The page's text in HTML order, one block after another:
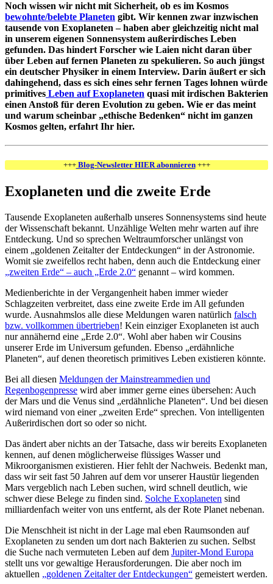
Noch wissen wir nicht mit Sicherheit, ob es im Kosmos
bewohnte/belebte Planeten gibt. Wir kennen zwar inzwischen
tausende von Exoplaneten – haben aber gleichzeitig nicht mal
in unserem eigenen Sonnensystem außerirdisches Leben
gefunden. Das hindert Forscher wie Laien nicht daran über
über Leben auf fernen Planeten zu spekulieren. So auch jüngst
ein deutscher Physiker in einem Interview. Darin äußert er sich
dahingehend, dass es sich eines sehr fernen Tages lohnen würde
primitives Leben auf Exoplaneten quasi mit irdischen Bakterien
einen Anstoß für deren Evolution zu geben. Wie er das meint
und warum scheinbar „ethische Bedenken“ nicht im ganzen
Kosmos gelten, erfahrt Ihr hier.
+++Blog-Newsletter HIER abonnieren+++
Exoplaneten und die zweite Erde
Tausende Exoplaneten außerhalb unseres Sonnensystems sind heute
der Wissenschaft bekannt. Unzählige Welten mehr warten auf ihre
Entdeckung. Und so sprechen Weltraumforscher unlängst von
einem „goldenen Zeitalter der Entdeckungen“ in der Astronomie.
Womit sie zweifellos recht haben, denn auch die Entdeckung einer
„zweiten Erde“ – auch „Erde 2.0“ genannt – wird kommen.
Medienberichte in der Vergangenheit haben immer wieder
Schlagzeiten verbreitet, dass eine zweite Erde im All gefunden
wurde. Ausnahmslos alle diese Meldungen waren natürlich falsch
bzw. vollkommen übertrieben! Kein einziger Exoplaneten ist auch
nur annähernd eine „Erde 2.0“. Wohl aber haben wir Cousins
unserer Erde im Universum gefunden. Ebenso „erdähnliche
Planeten“, auf denen theoretisch primitives Leben existieren könnte.
Bei all diesen Meldungen der Mainstreammedien und
Regenbogenpresse wird aber immer gerne eines übersehen: Auch
der Mars und die Venus sind „erdähnliche Planeten“. Und bei diesen
wird niemand von einer „zweiten Erde“ sprechen. Von intelligenten
Außerirdischen dort so oder so nicht.
Das ändert aber nichts an der Tatsache, dass wir bereits Exoplaneten
kennen, auf denen möglicherweise flüssiges Wasser und
Mikroorganismen existieren. Hier fehlt der Nachweis. Bedenkt man,
dass wir seit fast 50 Jahren auf dem vor unserer Haustür liegenden
Mars vergeblich nach Leben suchen, wird schnell deutlich, wie
schwer diese Belege zu finden sind. Solche Exoplaneten sind
milliardenfach weiter von uns entfernt, als der Rote Planet nebenan.
Die Menschheit ist nicht in der Lage mal eben Raumsonden auf
Exoplaneten zu senden um dort nach Bakterien zu suchen. Selbst
die Suche nach vermuteten Leben auf dem Jupiter-Mond Europa
stellt uns vor gewaltige Herausforderungen. Die aber noch im
aktuellen „goldenen Zeitalter der Entdeckungen“ gemeistert werden.